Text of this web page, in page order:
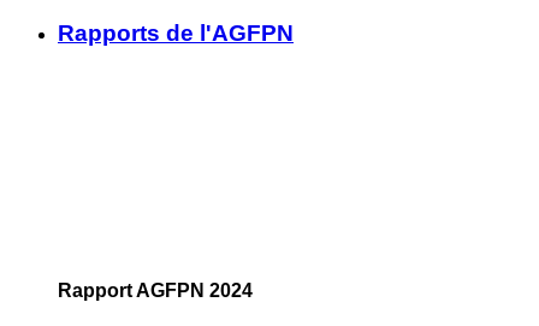
Rapports de l'AGFPN
Rapport AGFPN 2024